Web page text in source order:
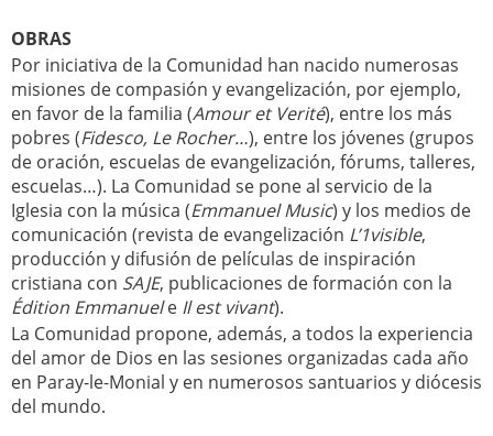
OBRAS
Por iniciativa de la Comunidad han nacido numerosas
misiones de compasión y evangelización, por ejemplo,
en favor de la familia (Amour et Verité), entre los más
pobres (Fidesco, Le Rocher…), entre los jóvenes (grupos
de oración, escuelas de evangelización, fórums, talleres,
escuelas…). La Comunidad se pone al servicio de la
Iglesia con la música (Emmanuel Music) y los medios de
comunicación (revista de evangelización L’1visible,
producción y difusión de películas de inspiración
cristiana con SAJE, publicaciones de formación con la
Édition Emmanuele Il est vivant).
La Comunidad propone, además, a todos la experiencia
del amor de Dios en las sesiones organizadas cada año
en Paray-le-Monial y en numerosos santuarios y diócesis
del mundo.